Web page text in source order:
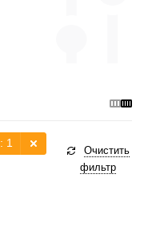
: 1
Очистить
фильтр